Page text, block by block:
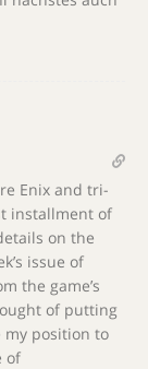
Enix and tri-
installment of
on the
issue of
the game’s
of putting
my position to
of